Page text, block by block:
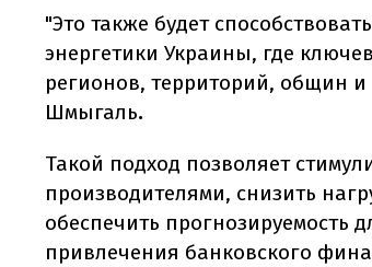
"Это также будет
энергетики Украины, где
регионов, территорий, общин и
Шмыгаль.
Такой подход позволяет
производителями, снизить
обеспечить прогнозируемость
привлечения банковского